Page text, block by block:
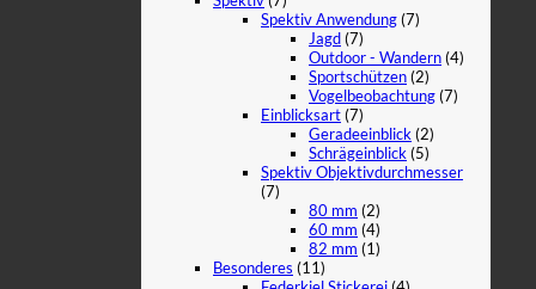
Spektiv Anwendung(7)
Jagd(7)
Outdoor - Wandern(4)
Sportschützen(2)
Vogelbeobachtung(7)
Einblicksart(7)
Geradeeinblick(2)
Schrägeinblick(5)
Spektiv Objektivdurchmesser
(7)
80 mm (2)
60 mm (4)
82 mm (1)
Besonderes (11)